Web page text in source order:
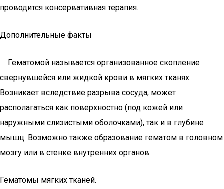
проводится консервативная терапия.
Дополнительные факты
Гематомой называется организованное скопление
свернувшейся или жидкой крови в мягких тканях.
Возникает вследствие разрыва сосуда, может
располагаться как поверхностно (под кожей или
наружными слизистыми оболочками), так и в глубине
мышц. Возможно также образование гематом в головном
мозгу или в стенке внутренних органов.
Гематомы мягких тканей.